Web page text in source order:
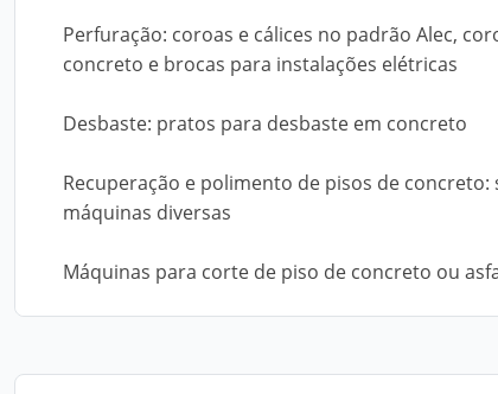
Perfuração: coroas e cálices no padrão Alec,
concreto e brocas para instalações elétricas
Desbaste: pratos para desbaste em concreto
Recuperação e polimento de pisos de
máquinas diversas
Máquinas para corte de piso de concreto ou